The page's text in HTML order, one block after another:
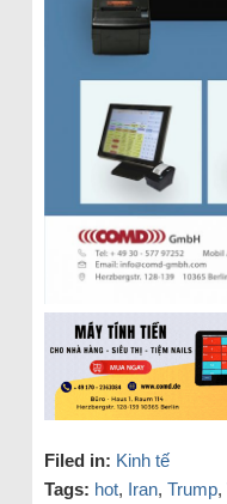
Filed in: Kinh tế
Tags: hot, Iran, Trump,